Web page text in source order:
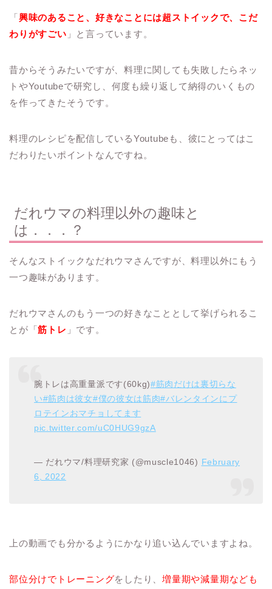
「興味のあること、好きなことには超ストイックで、こだ
わりがすごい 」と言っています。
昔からそうみたいですが、料理に関しても失敗したらネッ
トやYoutubeで研究し、何度も繰り返して納得のいくもの
を作ってきたそうです。
料理のレシピを配信しているYoutubeも、彼にとってはこ
だわりたいポイントなんですね。
だれウマの料理以外の趣味と
は．．．？
そんなストイックなだれウマさんですが、料理以外にもう
一つ趣味があります。
だれウマさんのもう一つの好きなこととして挙げられるこ
とが「筋トレ 」です。
腕トレは高重量派です(60kg)#筋肉だけは裏切らな
い#筋肉は彼女#僕の彼女は筋肉#バレンタインにプ
ロテインおマチョしてます
pic.twitter.com/uC0HUG9gzA
— だれウマ/料理研究家 (@muscle1046) February
6, 2022
上の動画でも分かるようにかなり追い込んでいますよね。
部位分けでトレーニングをしたり、増量期や減量期なども